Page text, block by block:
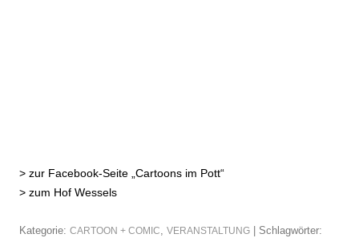
> zur Facebook-Seite „Cartoons im Pott“
> zum Hof Wessels
Kategorie: CARTOON + COMIC, VERANSTALTUNG | Schlagwörter: